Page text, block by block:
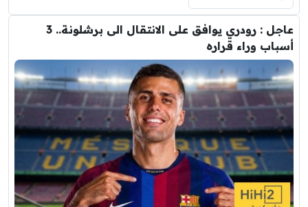
عاجل : رودري يوافق على الانتقال الى برشلونة.. 3
أسباب وراء قراره